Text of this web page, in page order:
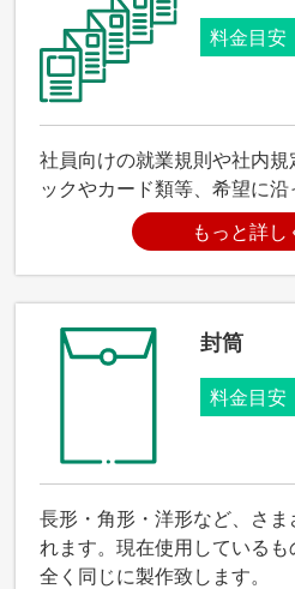
料金目安
社員向けの就業規則や社内
ックやカード類等、希望に沿
もっと詳し
封筒
料金目安
長形・角形・洋形など、さ
れます。現在使用しているも
全く同じに製作致します。